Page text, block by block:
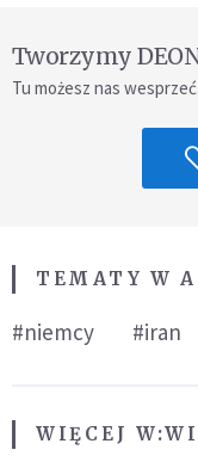
Tworzymy
Tu możesz nas wesprzeć.
TEMATY W
#niemcy #iran
WIĘCEJ W: